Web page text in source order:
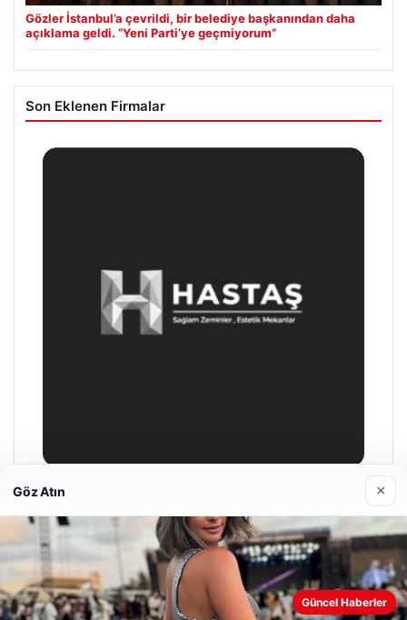
Gözler İstanbul’a çevrildi, bir belediye başkanından daha
açıklama geldi. “Yeni Parti’ye geçmiyorum”
Son Eklenen Firmalar
29/04/2026
Web sitemizi nasıl kullandığınızı daha iyi anlayabilmek,
Göz Atın ×
Güncel Haberler